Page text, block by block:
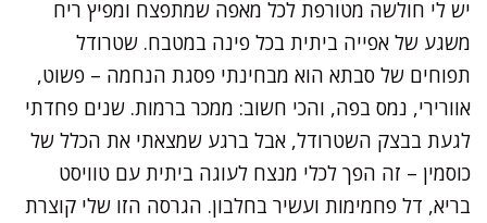
יש לי חולשה מטורפת לכל מאפה שמתפצח ומפיץ ריח
משגע של אפייה ביתית בכל פינה במטבח. שטרודל
תפוחים של סבתא הוא מבחינתי פסגת הנחמה – פשוט,
אוורירי, נמס בפה, והכי חשוב: ממכר ברמות. שנים פחדתי
לגעת בבצק השטרודל, אבל ברגע שמצאתי את הכלל של
כוסמין – זה הפך לכלי מנצח לעוגה ביתית עם טוויסט
בריא, דל פחמימות ועשיר בחלבון. הגרסה הזו שלי קוצרת